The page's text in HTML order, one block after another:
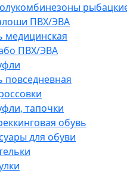
ПВХ/ЭВА
медицинская
ПВХ/ЭВА
повседневная
тапочки
обувь
для обуви